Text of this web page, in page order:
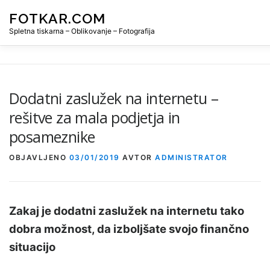
vsebino
FOTKAR.COM
Spletna tiskarna – Oblikovanje – Fotografija
KONTAKT
Dodatni zaslužek na internetu –
rešitve za mala podjetja in
posameznike
OBJAVLJENO 03/01/2019 AVTOR ADMINISTRATOR
Zakaj je dodatni zaslužek na internetu tako
dobra možnost, da izboljšate svojo finančno
situacijo